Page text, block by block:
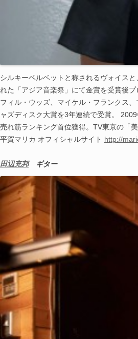
シルキーベルベットと称されるヴォイスと
れた「アジア音楽祭」にて金賞を受賞後
フィル・ ウッズ、マイケル・フランクス
ャズディスク大賞を3年連続で受賞。
売れ筋ランキング首位獲得。TV東京の「
平賀マリカ オフィシャルサイト http://
田辺充邦ギター